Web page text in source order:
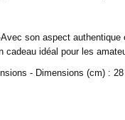
son aspect authentique
cadeau idéal pour les
- Dimensions (cm) :